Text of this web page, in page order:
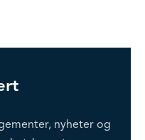
nyheter og